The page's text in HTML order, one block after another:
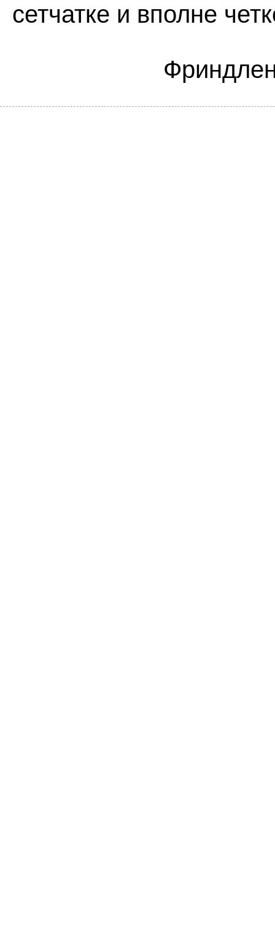
сетчатке и вполне